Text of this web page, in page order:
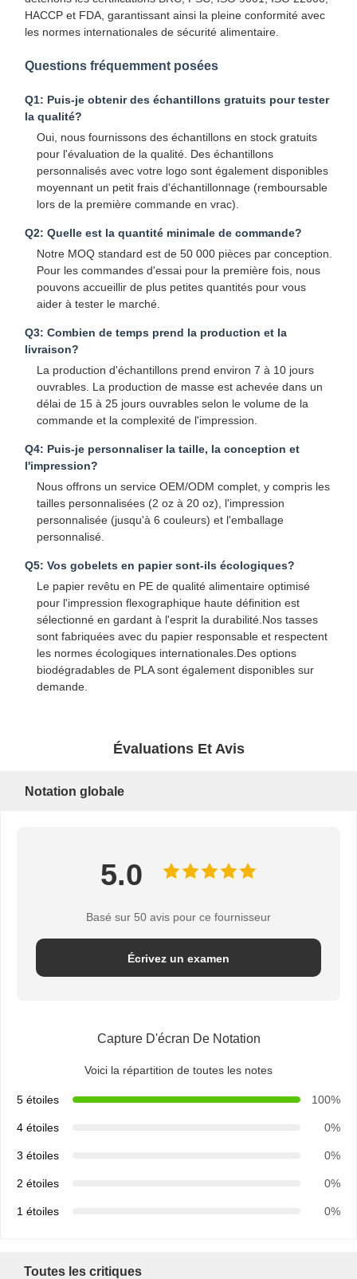
Contrôle
Contactez-
Nouvelles
Causez
Maintenant
Coupe de café en papier
Tasse de papier de crème glacée
tasse à soupe en papier
Sac en papier avec poignée
Sac en papier pour pain
Boîte de nourriture à emporter
Boîtes de boulangerie personnalisées
boîte en papier personnalisée
Serviette en papier imprimé
Papier d'emballage pour sandwicherie
emballages pour aliments et boissons
HACCP et FDA, garantissant ainsi la pleine conformité avec
les normes internationales de sécurité alimentaire.
Questions fréquemment posées
Q1: Puis-je obtenir des échantillons gratuits pour tester
la qualité?
Oui, nous fournissons des échantillons en stock gratuits
pour l'évaluation de la qualité. Des échantillons
personnalisés avec votre logo sont également disponibles
moyennant un petit frais d'échantillonnage (remboursable
lors de la première commande en vrac).
Q2: Quelle est la quantité minimale de commande?
Notre MOQ standard est de 50 000 pièces par conception.
Pour les commandes d'essai pour la première fois, nous
pouvons accueillir de plus petites quantités pour vous
aider à tester le marché.
Q3: Combien de temps prend la production et la
livraison?
La production d'échantillons prend environ 7 à 10 jours
ouvrables. La production de masse est achevée dans un
délai de 15 à 25 jours ouvrables selon le volume de la
commande et la complexité de l'impression.
Q4: Puis-je personnaliser la taille, la conception et
l'impression?
Nous offrons un service OEM/ODM complet, y compris les
tailles personnalisées (2 oz à 20 oz), l'impression
personnalisée (jusqu'à 6 couleurs) et l'emballage
personnalisé.
Q5: Vos gobelets en papier sont-ils écologiques?
Le papier revêtu en PE de qualité alimentaire optimisé
pour l'impression flexographique haute définition est
sélectionné en gardant à l'esprit la durabilité.Nos tasses
sont fabriquées avec du papier responsable et respectent
les normes écologiques internationales.Des options
biodégradables de PLA sont également disponibles sur
demande.
Évaluations Et Avis
Notation globale
5.0
Basé sur 50 avis pour ce fournisseur
Écrivez un examen
Capture D'écran De Notation
Voici la répartition de toutes les notes
5 étoiles 100%
4 étoiles 0%
3 étoiles 0%
2 étoiles 0%
1 étoiles 0%
Toutes les critiques